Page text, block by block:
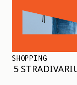
SHOPPING
5